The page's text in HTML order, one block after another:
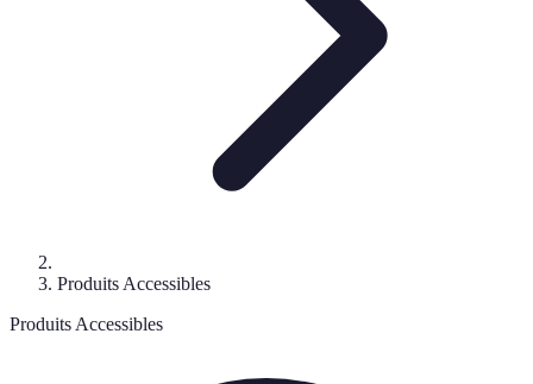
Produits Accessibles
Produits Accessibles